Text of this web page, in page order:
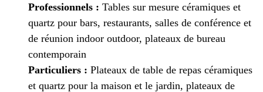
Professionnels : Tables sur mesure céramiques et
quartz pour bars, restaurants, salles de conférence et
de réunion indoor outdoor, plateaux de bureau
contemporain
Particuliers : Plateaux de table de repas céramiques
et quartz pour la maison et le jardin, plateaux de